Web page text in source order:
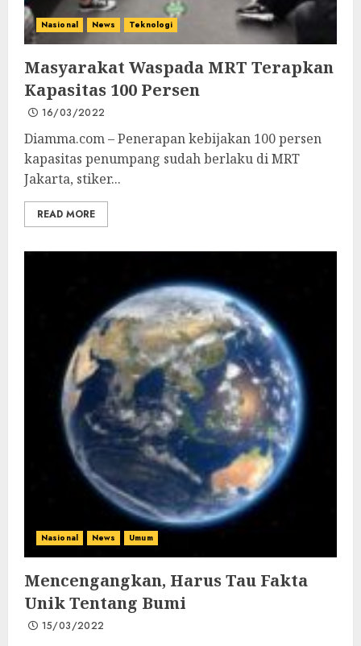
Nasional News Teknologi
Masyarakat Waspada MRT Terapkan
Kapasitas 100 Persen
16/03/2022
Diamma.com – Penerapan kebijakan 100 persen
kapasitas penumpang sudah berlaku di MRT
Jakarta, stiker...
READ MORE
Nasional News Umum
Mencengangkan, Harus Tau Fakta
Unik Tentang Bumi
15/03/2022